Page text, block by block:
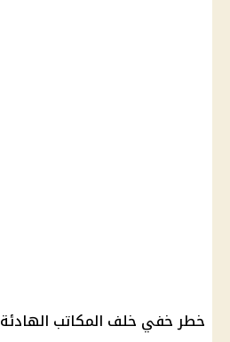
خطر خفي خلف المكاتب الهادئة